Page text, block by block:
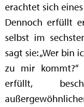
erachtet sich
Dennoch erfüllt
selbst im
sagt sie: „Wer bin
zu mir kommt?“
erfüllt,